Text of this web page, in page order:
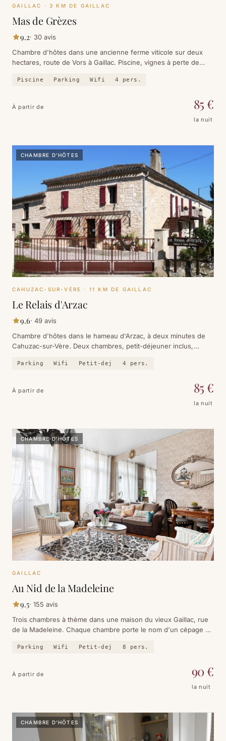
GAILLAC · 3 KM DE GAILLAC
Mas de Grèzes
9.2· 30 avis
Chambre d'hôtes dans une ancienne ferme viticole sur deux
hectares, route de Vors à Gaillac. Piscine, vignes à perte de
Piscine Parking Wifi 4 pers.
À partir de 85 €
la nuit
CHAMBRE D'HÔTES
CAHUZAC-SUR-VÈRE · 11 KM DE GAILLAC
Le Relais d'Arzac
9.6· 49 avis
Chambre d'hôtes dans le hameau d'Arzac, à deux minutes de
Cahuzac-sur-Vère. Deux chambres, petit-déjeuner inclus,
Parking Wifi Petit-dej 4 pers.
À partir de 85 €
la nuit
CHAMBRE D'HÔTES
GAILLAC
Au Nid de la Madeleine
9.5· 155 avis
Trois chambres à thème dans une maison du vieux Gaillac, rue
de la Madeleine. Chaque chambre porte le nom d'un cépage —
affaire sérieuse.
Parking Wifi Petit-dej 8 pers.
À partir de 90 €
la nuit
CHAMBRE D'HÔTES